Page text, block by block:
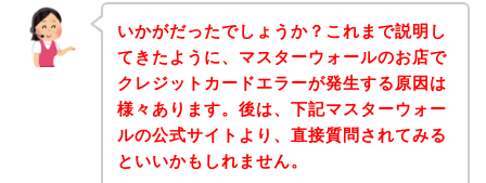
いかがだったでしょうか？これまで説明し
てきたように、マスターウォールのお店で
クレジットカードエラーが発生する原因は
様々あります。後は、下記マスターウォー
ルの公式サイトより、直接質問されてみる
といいかもしれません。